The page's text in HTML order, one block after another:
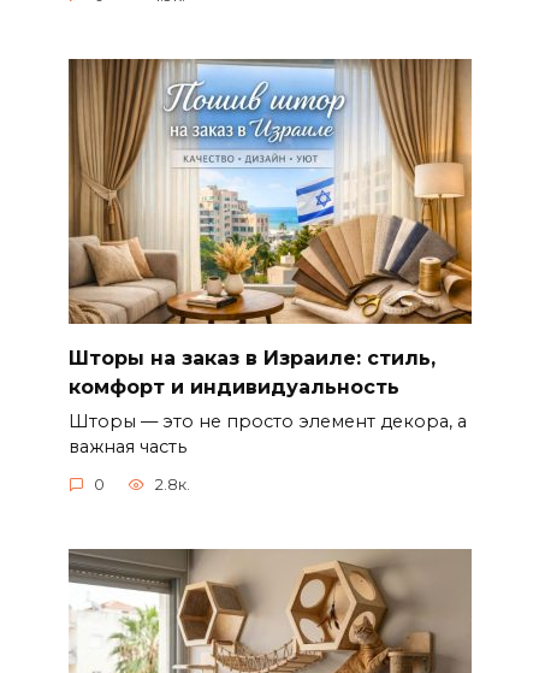
Шторы на заказ в Израиле: стиль,
комфорт и индивидуальность
Шторы — это не просто элемент декора, а
важная часть
0 2.8к.